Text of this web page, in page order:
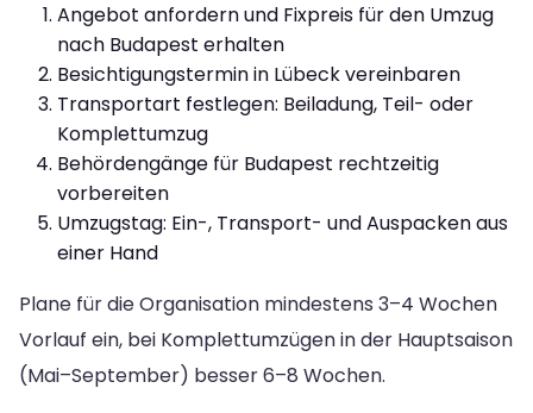
Angebot anfordern und Fixpreis für den Umzug
nach Budapest erhalten
Besichtigungstermin in Lübeck vereinbaren
Transportart festlegen: Beiladung, Teil- oder
Komplettumzug
Behördengänge für Budapest rechtzeitig
vorbereiten
Umzugstag: Ein-, Transport- und Auspacken aus
einer Hand
Plane für die Organisation mindestens 3–4 Wochen
Vorlauf ein, bei Komplettumzügen in der Hauptsaison
(Mai–September) besser 6–8 Wochen.